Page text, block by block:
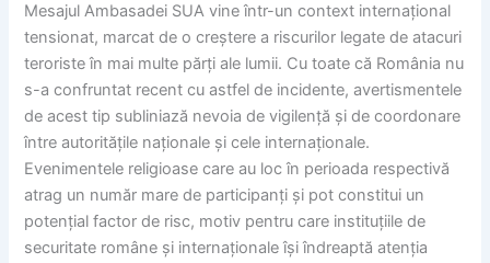
Mesajul Ambasadei SUA vine într-un context internațional
tensionat, marcat de o creștere a riscurilor legate de atacuri
teroriste în mai multe părți ale lumii. Cu toate că România nu
s-a confruntat recent cu astfel de incidente, avertismentele
de acest tip subliniază nevoia de vigilență și de coordonare
între autoritățile naționale și cele internaționale.
Evenimentele religioase care au loc în perioada respectivă
atrag un număr mare de participanți și pot constitui un
potențial factor de risc, motiv pentru care instituțiile de
securitate române și internaționale își îndreaptă atenția